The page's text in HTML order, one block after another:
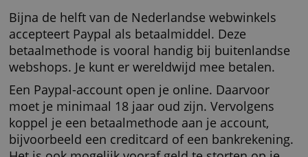
Veilig
Kosteloos
Nadelen:
Risico op typefouten
Betaling is niet terug te draaien
Geen aankoopbescherming